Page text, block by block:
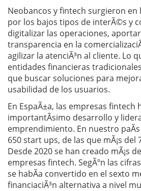
Neobancos y fintech surgieron en
por los bajos tipos de interÃ©s y
digitalizar las operaciones,
transparencia en la
agilizar la atenciÃ³n al cliente. Lo
entidades financieras
que buscar soluciones para
usabilidad de los usuarios.
En EspaÃ±a, las empresas fintech
importantÃ­simo desarrollo y
emprendimiento. En nuestro paÃ­s
650 start ups, de las que mÃ¡s del
Desde 2020 se han creado mÃ¡s
empresas fintech. SegÃºn las
se habÃ­a convertido en el sexto
financiaciÃ³n alternativa a nivel